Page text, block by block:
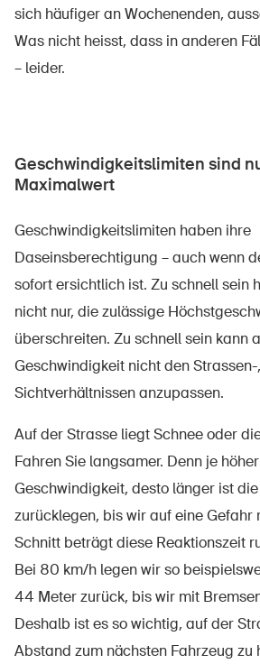
sich häufiger an Wochenenden,
Was nicht heisst, dass in anderen
– leider.
Geschwindigkeitslimiten sind
Maximalwert
Geschwindigkeitslimiten haben ihre
Daseinsberechtigung – auch wenn
sofort ersichtlich ist. Zu schnell sein
nicht nur, die zulässige
überschreiten. Zu schnell sein kann
Geschwindigkeit nicht den Strassen-
Sichtverhältnissen anzupassen.
Auf der Strasse liegt Schnee oder
Fahren Sie langsamer. Denn je
Geschwindigkeit, desto länger ist
zurücklegen, bis wir auf eine Gefahr
Schnitt beträgt diese Reaktionszeit
Bei 80 km/h legen wir so
44 Meter zurück, bis wir mit
Deshalb ist es so wichtig, auf der
Abstand zum nächsten Fahrzeug zu